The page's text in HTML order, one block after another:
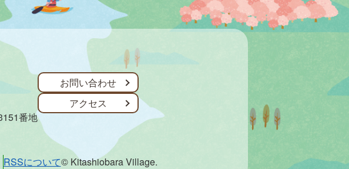
番地
お問い合わせ
アクセス
RSSについて© Kitashiobara Village.